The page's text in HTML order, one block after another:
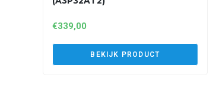
€339,00
BEKIJK PRODUCT